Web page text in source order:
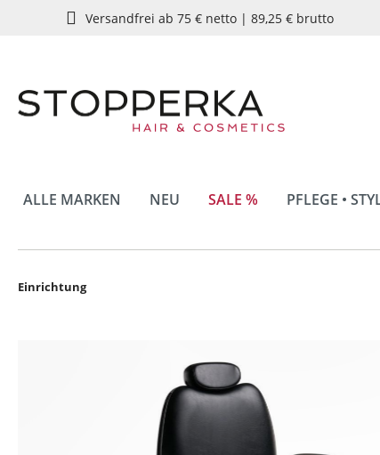
Zur Hauptnavigation springen
Versandfrei ab 75 € netto | 89,25 € brutto
ALLE MARKEN NEU SALE % PFLEGE •
Einrichtung